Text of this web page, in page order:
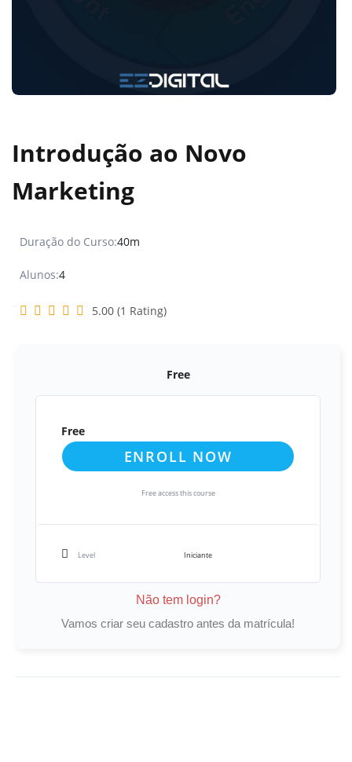
Introdução ao Novo
Marketing
Duração do Curso:40m
Alunos:4
5.00 (1 Rating)
Free
Free
ENROLL NOW
Free access this course
Level Iniciante
Não tem login?
Vamos criar seu cadastro antes da matrícula!